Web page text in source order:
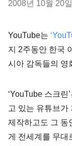
2008년 10월 20
YouTube는
지 2주동안 한국
시아 감독들의 영
‘YouTube 스크
고 있는 유튜브가
제작하고도 그 동
게 전세계를 무대